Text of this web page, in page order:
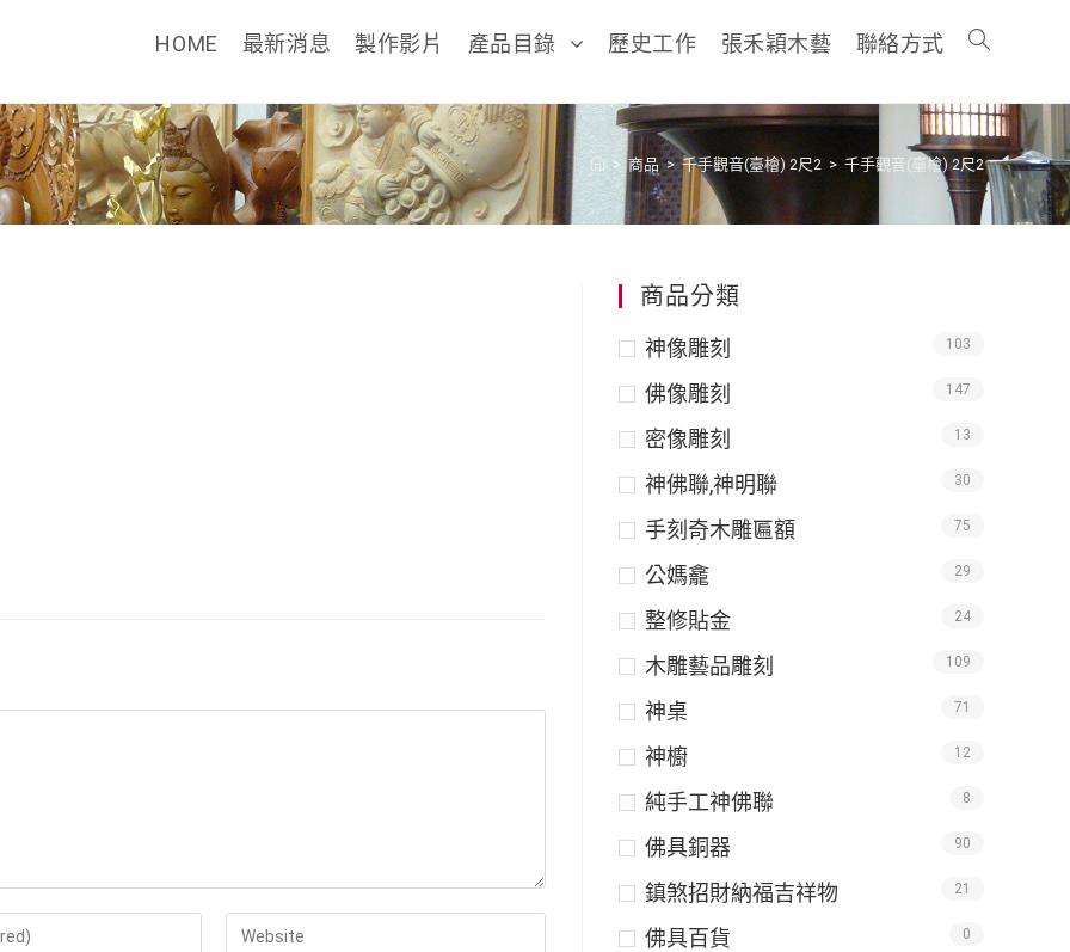
HOME 最新消息 製作影片 產品目錄 歷史工作 張禾穎木藝 聯絡方式
> 商品 > 千手觀音(臺檜) 2尺2 > 千手觀音(臺檜) 2尺2
商品分類
神像雕刻 103
佛像雕刻 147
密像雕刻 13
神佛聯,神明聯 30
手刻奇木雕匾額 75
公媽龕 29
整修貼金 24
木雕藝品雕刻 109
神桌 71
神櫥 12
純手工神佛聯 8
佛具銅器 90
鎮煞招財納福吉祥物 21
佛具百貨 0